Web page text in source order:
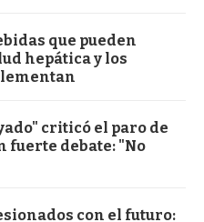
que pueden
hepática y los
criticó el paro de
fuerte debate: "No
con el futuro: